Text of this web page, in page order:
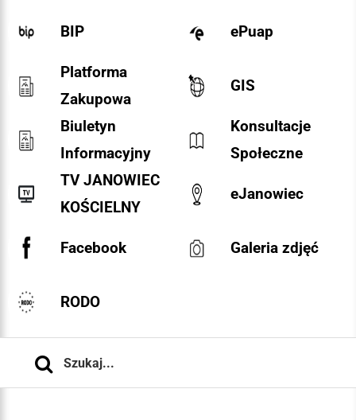
BIP ePuap
Platforma
Zakupowa
GIS
Biuletyn
Informacyjny
Konsultacje
Społeczne
TV JANOWIEC
KOŚCIELNY
eJanowiec
Facebook Galeria zdjęć
RODO